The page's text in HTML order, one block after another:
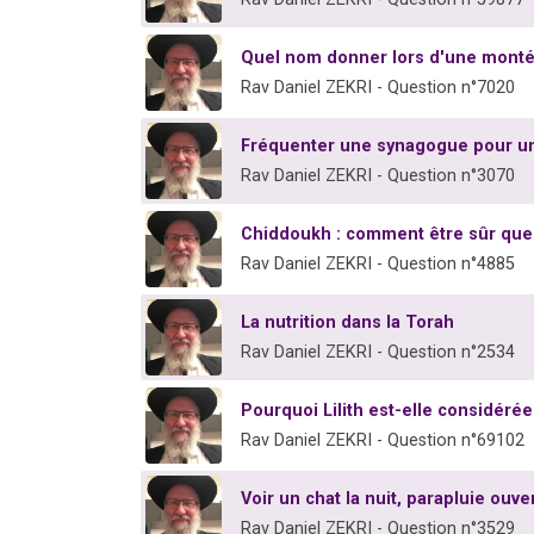
Quel nom donner lors d'une
Rav Daniel ZEKRI - Question n°7020
Fréquenter une synagogue pour
Rav Daniel ZEKRI - Question n°3070
Chiddoukh : comment être sûr
Rav Daniel ZEKRI - Question n°4885
La nutrition dans la Torah
Rav Daniel ZEKRI - Question n°2534
Pourquoi Lilith est-elle
Rav Daniel ZEKRI - Question n°69102
Voir un chat la nuit, parapluie
Rav Daniel ZEKRI - Question n°3529